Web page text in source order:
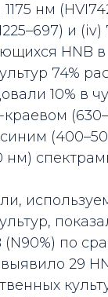
нм
и
HNB
74%
10% в
по
29